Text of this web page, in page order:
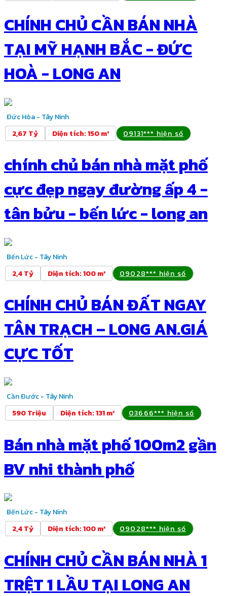
CHÍNH CHỦ CẦN BÁN NHÀ
TẠI MỸ HẠNH BẮC - ĐỨC
HOÀ - LONG AN
Đức Hòa - Tây Ninh
2,67 Tỷ
Diện tích:150 m² 09131*** hiện số
chính chủ bán nhà mặt phố
cực đẹp ngay đường ấp 4 -
tân bửu - bến lức - long an
Bến Lức - Tây Ninh
2,4 Tỷ
Diện tích:100 m² 09028*** hiện số
CHÍNH CHỦ BÁN ĐẤT NGAY
TÂN TRẠCH – LONG AN.GIÁ
CỰC TỐT
Cần Đước - Tây Ninh
590 Triệu
Diện tích:131 m² 03666*** hiện số
Bán nhà mặt phố 100m2 gần
BV nhi thành phố
Bến Lức - Tây Ninh
2,4 Tỷ
Diện tích:100 m² 09028*** hiện số
CHÍNH CHỦ CẦN BÁN NHÀ 1
TRỆT 1 LẦU TẠI LONG AN